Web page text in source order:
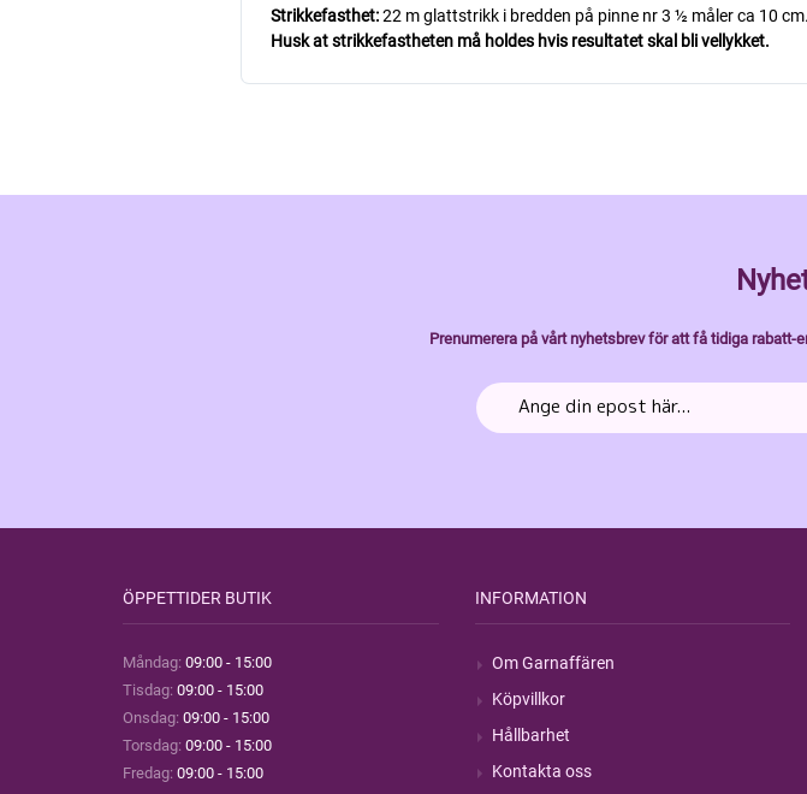
Strikkefasthet:22 m glattstrikk i bredden på pinne nr 3 ½ måler ca 10 cm.
Husk at strikkefastheten må holdes hvis resultatet skal bli vellykket.
Prenumerera på vårt nyhetsbrev för att få tidiga
ÖPPETTIDER BUTIK
Måndag: 09:00 - 15:00
Tisdag: 09:00 - 15:00
Onsdag: 09:00 - 15:00
Torsdag: 09:00 - 15:00
Fredag: 09:00 - 15:00
INFORMATION
Om Garnaffären
Köpvillkor
Hållbarhet
Kontakta oss